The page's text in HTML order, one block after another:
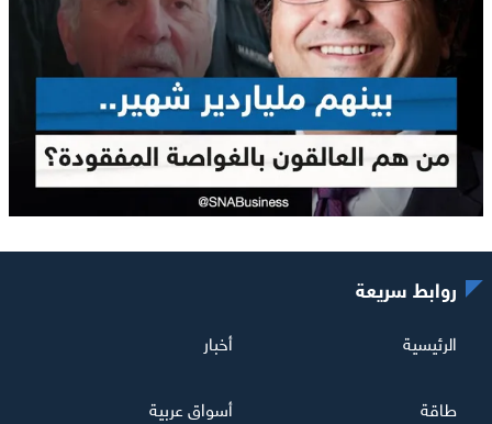
روابط سريعة
الرئيسية أخبار
طاقة أسواق عربية